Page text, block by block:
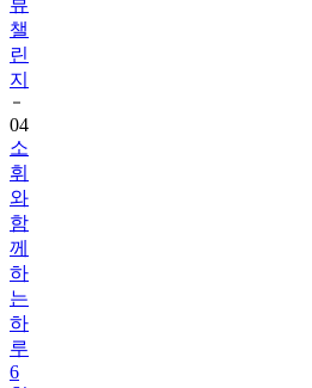
린
지
04
소
휘
와
함
께
하
는
하
루
6
천
보